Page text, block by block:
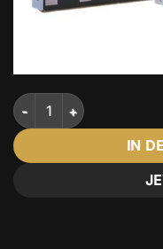
MEFO OFFROAD
IN